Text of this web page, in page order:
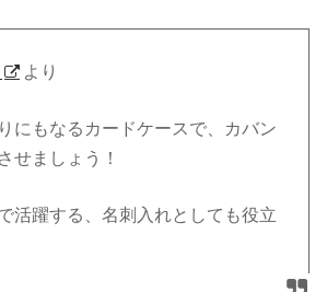
より
にもなるカードケースで、カバン
せましょう！
活躍する、名刺入れとしても役立